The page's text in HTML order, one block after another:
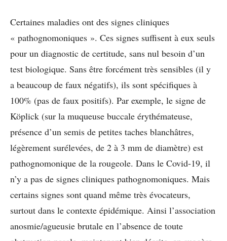
Certaines maladies ont des signes cliniques
« pathognomoniques ». Ces signes suffisent à eux seuls
pour un diagnostic de certitude, sans nul besoin d’un
test biologique. Sans être forcément très sensibles (il y
a beaucoup de faux négatifs), ils sont spécifiques à
100% (pas de faux positifs). Par exemple, le signe de
Köplick (sur la muqueuse buccale érythémateuse,
présence d’un semis de petites taches blanchâtres,
légèrement surélevées, de 2 à 3 mm de diamètre) est
pathognomonique de la rougeole. Dans le Covid-19, il
n’y a pas de signes cliniques pathognomoniques. Mais
certains signes sont quand même très évocateurs,
surtout dans le contexte épidémique. Ainsi l’association
anosmie/agueusie brutale en l’absence de toute